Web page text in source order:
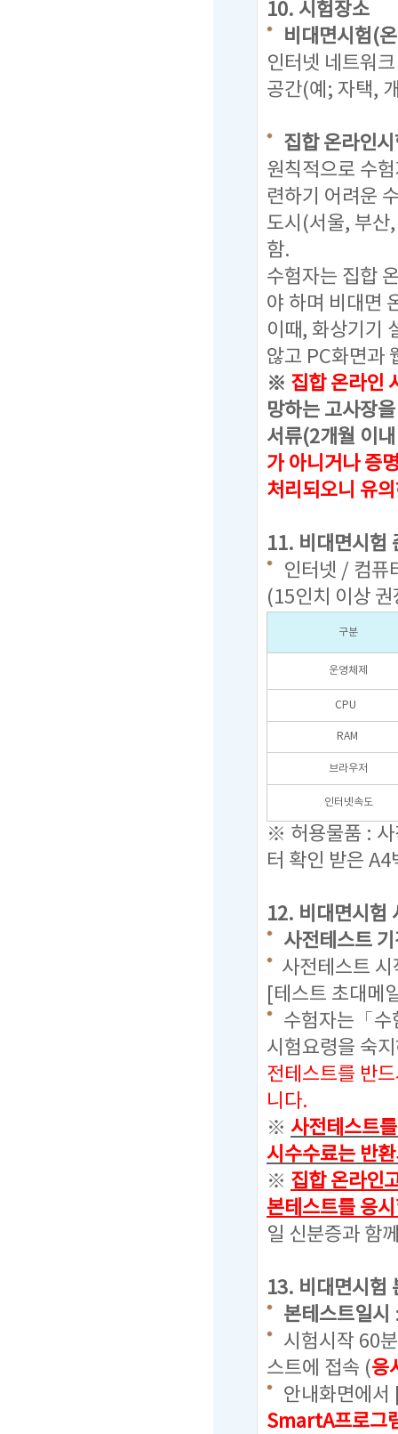
10. 시험장소
비대면시험(
인터넷 네트워
공간(예; 자택,
집합 온라인
원칙적으로 수
련하기 어려운
도시(서울, 부산
함.
수험자는 집합
야 하며 비대면
이때, 화상기기
않고 PC화면과
※ 집합 온라인
망하는 고사장
서류(2개월 이
가 아니거나 증
처리되오니 유
11. 비대면시험
인터넷 / 컴퓨
(15인치 이상
구분
운영체제
CPU
RAM
브라우저
인터넷속도
※ 허용물품 : 사
터 확인 받은 A4
12. 비대면시험
사전테스트
사전테스트
[테스트 초대메
수험자는「수
시험요령을 숙
전테스트를 반
니다.
※ 사전테스트
시수수료는 반
※ 집합 온라인
본테스트를 응
일 신분증과 함
13. 비대면시험
본테스트일시
시험시작 60
스트에 접속 (응
안내화면에서
SmartA프로그